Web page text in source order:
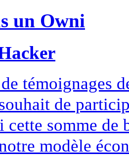
un Owni
témoignages
de
cette somme
modèle